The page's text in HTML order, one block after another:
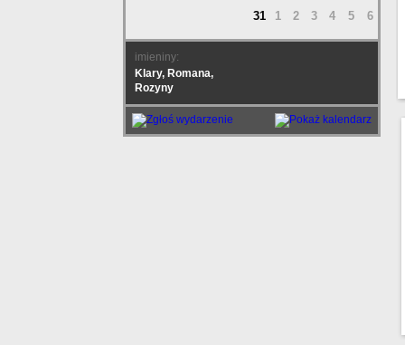
31 1 2 3 4 5 6
imieniny:
Klary, Romana,
Rozyny